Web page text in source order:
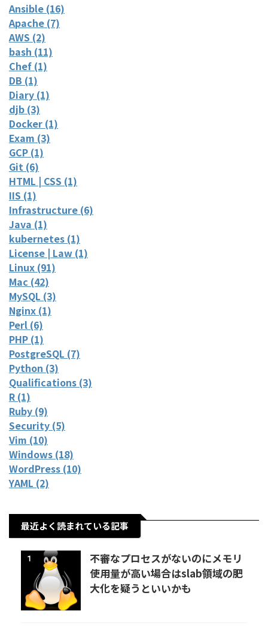
Ansible (16)
Apache (7)
AWS (2)
bash (11)
Chef (1)
DB (1)
Diary (1)
djb (3)
Docker (1)
Exam (3)
GCP (1)
Git (6)
HTML | CSS (1)
IIS (1)
Infrastructure (6)
Java (1)
kubernetes (1)
License | Law (1)
Linux (91)
Mac (42)
MySQL (3)
Nginx (1)
Perl (6)
PHP (1)
PostgreSQL (7)
Python (3)
Qualifications (3)
R (1)
Ruby (9)
Security (5)
Vim (10)
Windows (18)
WordPress (10)
YAML (2)
最近よく読まれている記事
1
不審なプロセスがないのにメモリ
使用量が高い場合はslab領域の肥
大化を疑うといいかも